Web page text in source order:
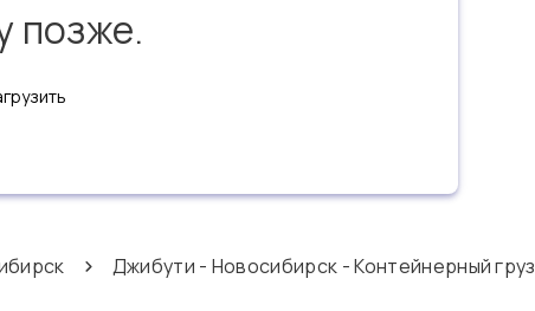
позже.
Джибути - Новосибирск - Контейнерный груз